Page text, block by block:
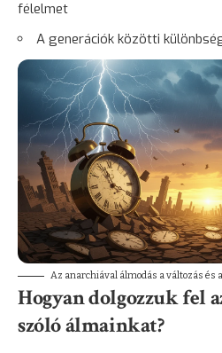
félelmet
A generációk közötti
Az anarchiával álmodás a változás és
Hogyan dolgozzuk fel
szóló álmainkat?